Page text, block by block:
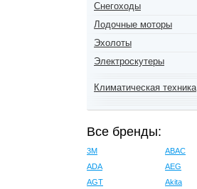
Снегоходы
Лодочные моторы
Эхолоты
Электроскутеры
Климатическая техника
Все бренды:
3M
ABAC
ADA
AEG
AGT
Akita